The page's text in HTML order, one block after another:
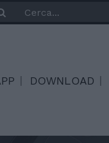
DOWNLOAD